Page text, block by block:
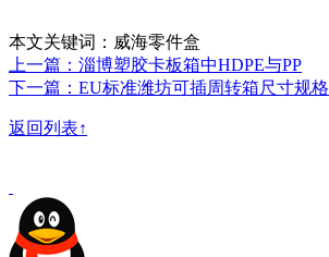
本文关键词：威海零件盒
上一篇：淄博塑胶卡板箱中HDPE与PP
下一篇：EU标准潍坊可插周转箱尺寸规格
返回列表↑